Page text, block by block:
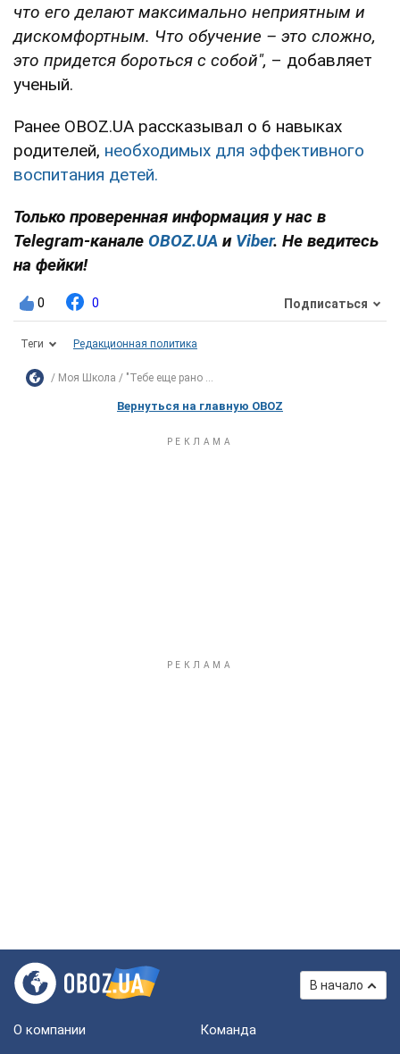
что его делают максимально неприятным и
дискомфортным. Что обучение – это сложно,
это придется бороться с собой", – добавляет
ученый.
Ранее OBOZ.UA рассказывал о 6 навыках
родителей, необходимых для эффективного
воспитания детей.
Только проверенная информация у нас в
Telegram-канале OBOZ.UA и Viber. Не ведитесь
на фейки!
0 0 Подписаться
Теги Редакционная политика
Моя Школа "Тебе еще рано ...
Вернуться на главную OBOZ
В начало
О компании Команда